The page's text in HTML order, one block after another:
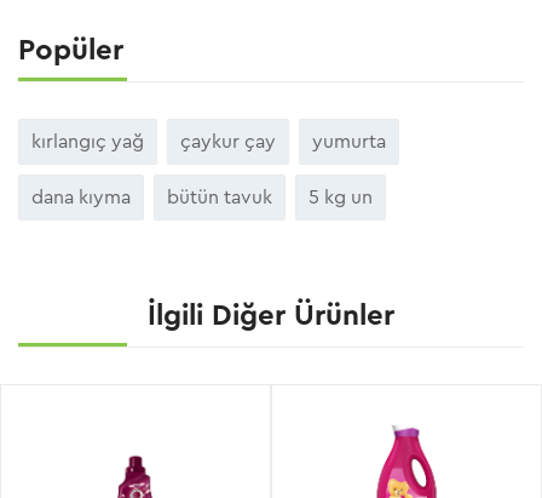
Popüler
kırlangıç yağ çaykur çay yumurta
dana kıyma bütün tavuk 5 kg un
İlgili Diğer Ürünler